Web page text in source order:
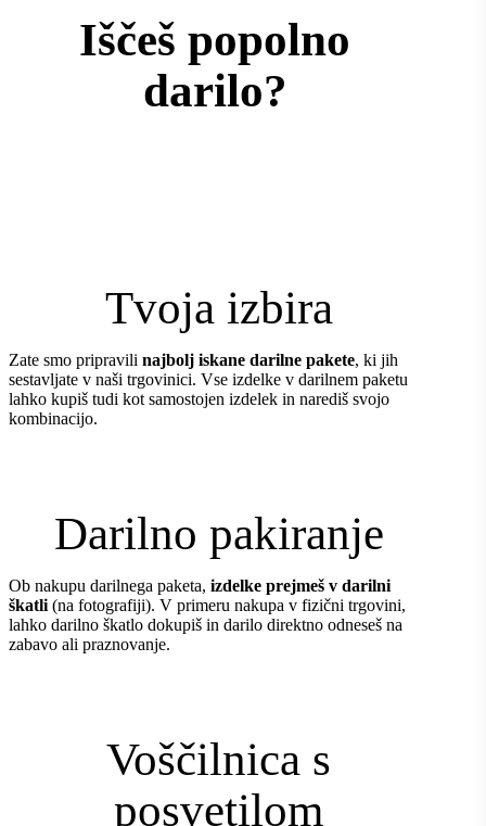
Iščeš popolno
darilo?
Tvoja izbira
Zate smo pripravilinajbolj iskane darilne pakete, ki jih
sestavljate v naši trgovinici. Vse izdelke v darilnem paketu
lahko kupiš tudi kot samostojen izdelek in narediš svojo
kombinacijo.
Darilno pakiranje
Ob nakupu darilnega paketa,izdelke prejmeš v darilni
škatli (na fotografiji). V primeru nakupa v fizični trgovini,
lahko darilno škatlo dokupiš in darilo direktno odneseš na
zabavo ali praznovanje.
Voščilnica s
posvetilom